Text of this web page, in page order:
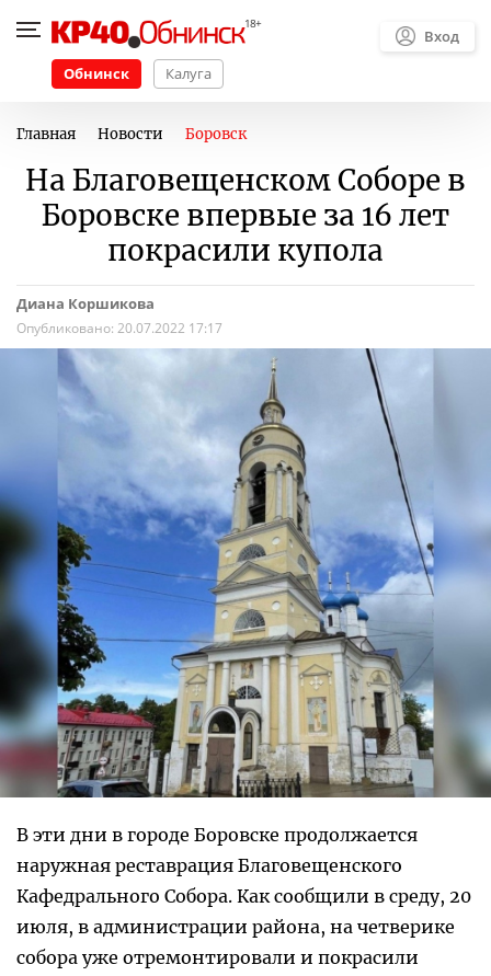
Обнинск Калуга
Вход
Главная Новости Боровск
На Благовещенском Соборе в
Боровске впервые за 16 лет
покрасили купола
Диана Коршикова
Опубликовано: 20.07.2022 17:17
В эти дни в городе Боровске продолжается
наружная реставрация Благовещенского
Кафедрального Собора. Как сообщили в среду, 20
июля, в администрации района, на четверике
собора уже отремонтировали и покрасили